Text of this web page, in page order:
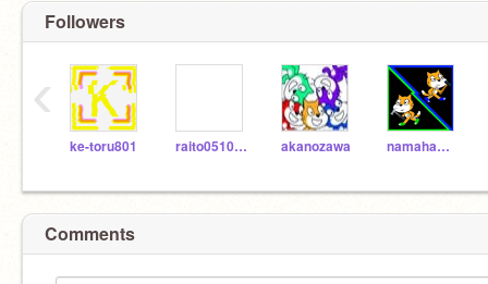
Followers
ke-toru801 raito0510-new akanozawa namahamu8536
‹
Comments